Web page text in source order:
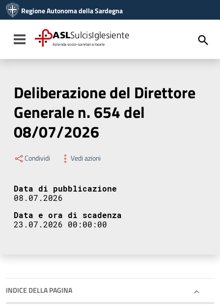
Vai al menu di navigazione
Vai al footer
Regione Autonoma della Sardegna
Toggle navigation
ASLSulcisIglesiente
Azienda socio-sanitaria locale
Deliberazione del Direttore
Generale n. 654 del
08/07/2026
Condividi Vedi azioni
Data di pubblicazione
08.07.2026
Data e ora di scadenza
23.07.2026 00:00:00
INDICE DELLA PAGINA